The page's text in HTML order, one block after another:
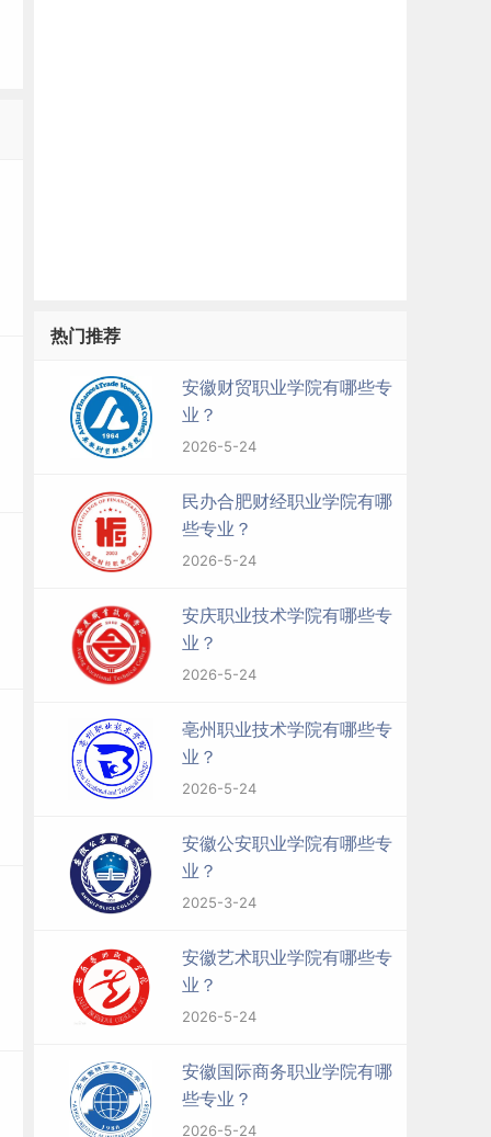
热门推荐
安徽财贸职业学院有哪些专
业？
2026-5-24
民办合肥财经职业学院有哪
些专业？
2026-5-24
安庆职业技术学院有哪些专
业？
2026-5-24
亳州职业技术学院有哪些专
业？
2026-5-24
安徽公安职业学院有哪些专
业？
2025-3-24
安徽艺术职业学院有哪些专
业？
2026-5-24
安徽国际商务职业学院有哪
些专业？
2026-5-24